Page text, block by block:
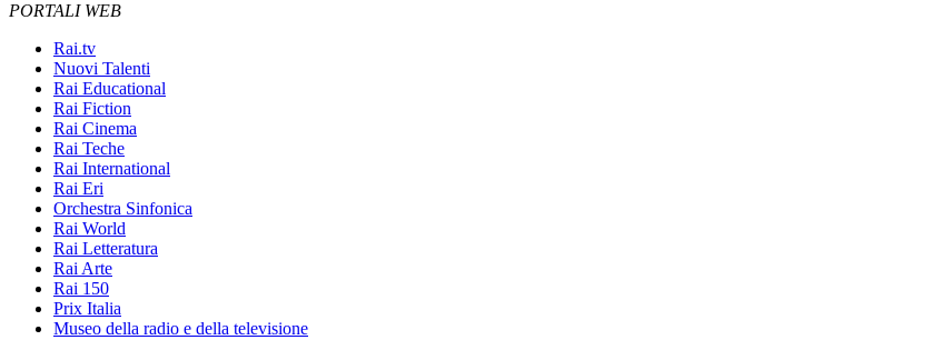
PORTALI WEB
Rai.tv
Nuovi Talenti
Rai Educational
Rai Fiction
Rai Cinema
Rai Teche
Rai International
Rai Eri
Orchestra Sinfonica
Rai World
Rai Letteratura
Rai Arte
Rai 150
Prix Italia
Museo della radio e della televisione